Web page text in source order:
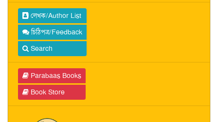
লেখক/Author List
চিঠিপত্র/Feedback
Search
Parabaas Books
Book Store